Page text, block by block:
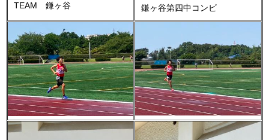
TEAM 鎌ヶ谷 鎌ヶ谷第四中コンビ